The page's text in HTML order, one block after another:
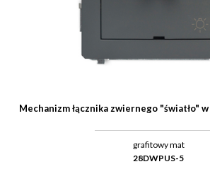
Mechanizm łącznika zwiernego "światło"
grafitowy mat
28DWPUS-5